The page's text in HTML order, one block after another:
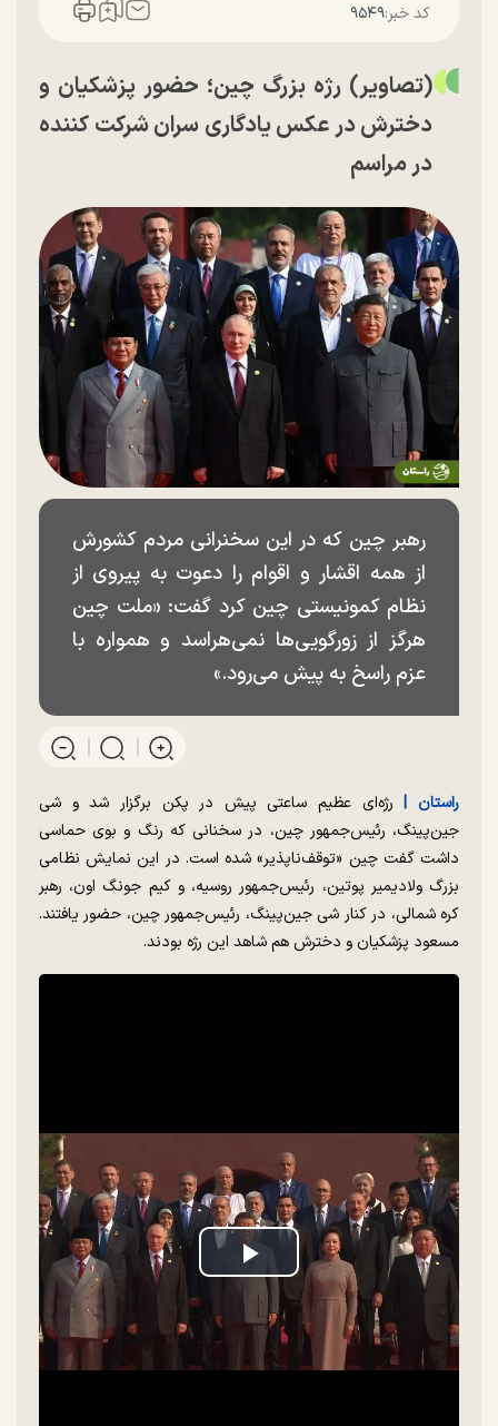
کد خبر:۹۵۴۹
(تصاویر) رژه بزرگ چین؛ حضور پزشکیان و
دخترش در عکس یادگاری سران شرکت کننده
در مراسم
رهبر چین که در این سخنرانی مردم کشورش
از همه اقشار و اقوام را دعوت به پیروی از
نظام کمونیستی چین کرد گفت: «ملت چین
هرگز از زورگویی‌ها نمی‌هراسد و همواره با
عزم راسخ به پیش می‌رود.»
راستان |رژه‌ای عظیم ساعتی پیش در پکن برگزار شد و شی
جین‌پینگ، رئیس‌جمهور چین، در سخنانی که رنگ و بوی حماسی
داشت گفت چین «توقف‌ناپذیر» شده است. در این نمایش نظامی
بزرگ ولادیمیر پوتین، رئیس‌جمهور روسیه، و کیم جونگ اون، رهبر
کره شمالی، در کنار شی جین‌پینگ، رئیس‌جمهور چین، حضور یافتند.
مسعود پزشکیان و دخترش هم شاهد این رژه بودند.
Play
Video